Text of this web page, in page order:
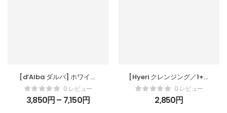
[d’Alba ダルバ] ホワイト
トリュフ ファーストスプレ
ーセラム ペプチド 100ml
ミスト美容液 オイルセラム
0 レビュー
3,850円– 7,150円
[Hyeri クレンジング／1+1]
わずかに酸性のクレンギン
グ フォーム 100mL、2個
0 レビュー
2,850円